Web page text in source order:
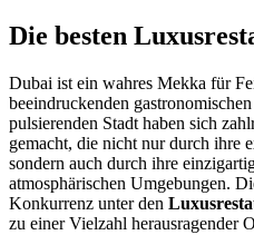
Die besten
Dubai ist ein wahres Mekka für
beeindruckenden
pulsierenden Stadt haben sich
gemacht, die nicht nur durch ihre
sondern auch durch ihre
atmosphärischen Umgebungen.
Konkurrenz unter den
zu einer Vielzahl herausragender